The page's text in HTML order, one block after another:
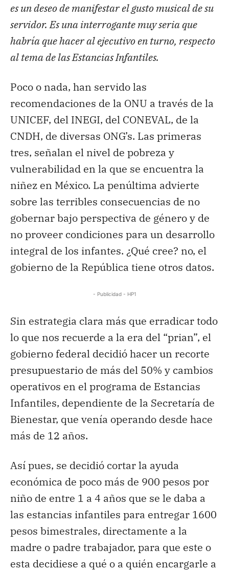
es un deseo de manifestar el gusto musical de su
servidor. Es una interrogante muy seria que
habría que hacer al ejecutivo en turno, respecto
al tema de las Estancias Infantiles.
Poco o nada, han servido las
recomendaciones de la ONU a través de la
UNICEF, del INEGI, del CONEVAL, de la
CNDH, de diversas ONG’s. Las primeras
tres, señalan el nivel de pobreza y
vulnerabilidad en la que se encuentra la
niñez en México. La penúltima advierte
sobre las terribles consecuencias de no
gobernar bajo perspectiva de género y de
no proveer condiciones para un desarrollo
integral de los infantes. ¿Qué cree? no, el
gobierno de la República tiene otros datos.
- Publicidad - HP1
Sin estrategia clara más que erradicar todo
lo que nos recuerde a la era del “prian”, el
gobierno federal decidió hacer un recorte
presupuestario de más del 50% y cambios
operativos en el programa de Estancias
Infantiles, dependiente de la Secretaría de
Bienestar, que venía operando desde hace
más de 12 años.
Así pues, se decidió cortar la ayuda
económica de poco más de 900 pesos por
niño de entre 1 a 4 años que se le daba a
las estancias infantiles para entregar 1600
pesos bimestrales, directamente a la
madre o padre trabajador, para que este o
esta decidiese a qué o a quién encargarle a